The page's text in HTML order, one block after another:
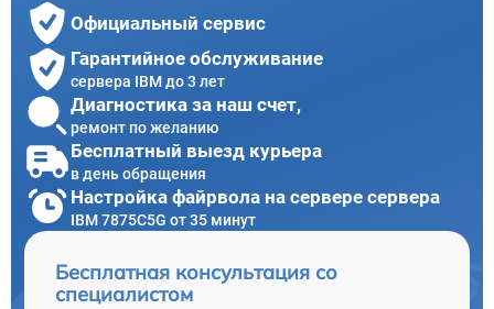
Официальный сервис
Гарантийное обслуживание
сервера IBM до 3 лет
Диагностика за наш счет,
ремонт по желанию
Бесплатный выезд курьера
в день обращения
Настройка файрвола на сервере сервера
IBM 7875C5G от 35 минут
Бесплатная консультация со
специалистом